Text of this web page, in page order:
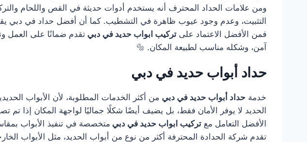
ومن علامات الحداد المحترف أنه يستخدم أدوات حديثة في القص واللحام
التثبيت، وعدم وجود عيوب ظاهرة في التشطيب. كما أن أفضل حداد في دبي
فمن الأفضل الاعتماد على تركيب ابواب حديد في دبي تقدم ضمانًا على العمل
آمن، وشكله مناسب لطبيعة المكان. 🔩
حداد أبواب حديد في دبي
خدمة حداد أبواب حديد في دبي من أكثر الخدمات المطلوبة، لأن الأبواب
الحديد لا يوفر الأمان فقط، بل يضيف أيضًا شكلًا جماليًا لواجهة المكان إذا
الأفضل التعامل مع تركيب ابواب حديد في دبي متخصصة في تنفيذ الأبواب
تقدم شركة الحدادة المحترفة أكثر من نوع من أبواب الحديد، مثل الأبواب